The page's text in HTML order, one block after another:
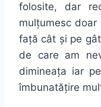
folosite, dar
mulțumesc doar
față cât și pe gât
de care am
dimineața iar
îmbunatățire